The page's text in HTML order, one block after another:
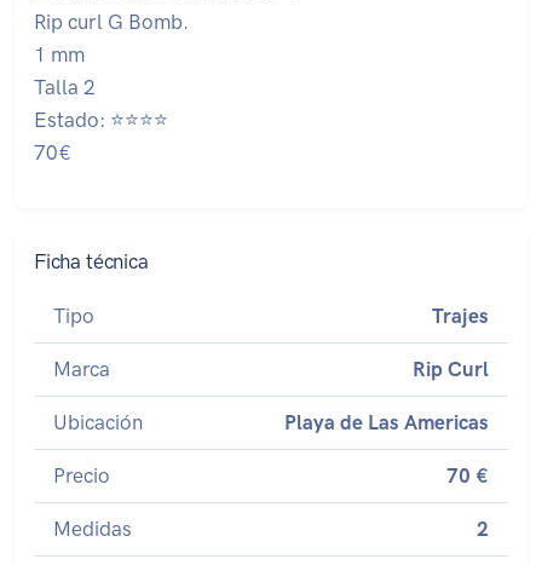
Rip curl G Bomb.
1 mm
Talla 2
Estado: ⭐⭐⭐⭐
70€
Ficha técnica
Tipo Trajes
Marca Rip Curl
Ubicación Playa de Las Americas
Precio 70 €
Medidas 2